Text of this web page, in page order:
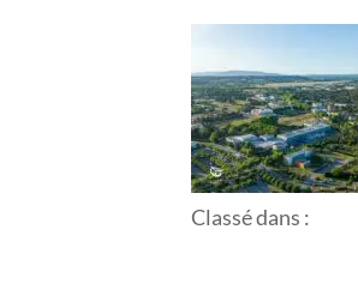
Classé dans :